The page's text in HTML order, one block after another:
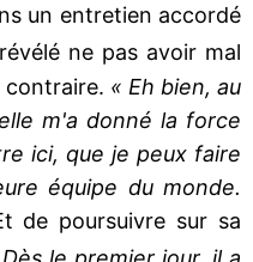
un entretien accordé
ne pas avoir mal
contraire. « Eh bien, au
m'a donné la force
ici, que je peux faire
équipe du monde.
de poursuivre sur sa